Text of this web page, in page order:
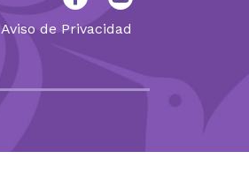
Aviso de Privacidad